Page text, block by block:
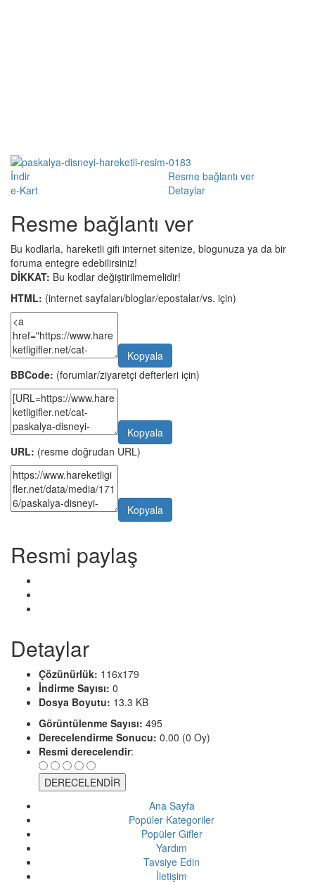
İndir
Resme bağlantı ver
e-Kart
Detaylar
Resme bağlantı ver
Bu kodlarla, hareketli gifi internet sitenize, blogunuza ya da bir
foruma entegre edebilirsiniz!
DİKKAT: Bu kodlar değiştirilmemelidir!
HTML: (internet sayfaları/bloglar/epostalar/vs. için)
Kopyala
BBCode: (forumlar/ziyaretçi defterleri için)
Kopyala
URL: (resme doğrudan URL)
Kopyala
Resmi paylaş
Detaylar
Çözünürlük: 116x179
İndirme Sayısı: 0
Dosya Boyutu: 13.3 KB
Görüntülenme Sayısı: 495
Derecelendirme Sonucu: 0.00 (0 Oy)
Resmi derecelendir:
Ana Sayfa
Popüler Kategoriler
Popüler Gifler
Yardım
Tavsiye Edin
İletişim